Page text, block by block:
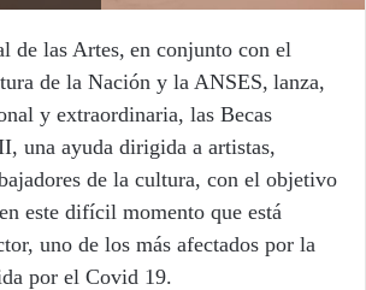
de las Artes, en conjunto con el
de la Nación y la ANSES, lanza,
y extraordinaria, las Becas
una ayuda dirigida a artistas,
de la cultura, con el objetivo
en este difícil momento que está
uno de los más afectados por la
por el Covid 19.